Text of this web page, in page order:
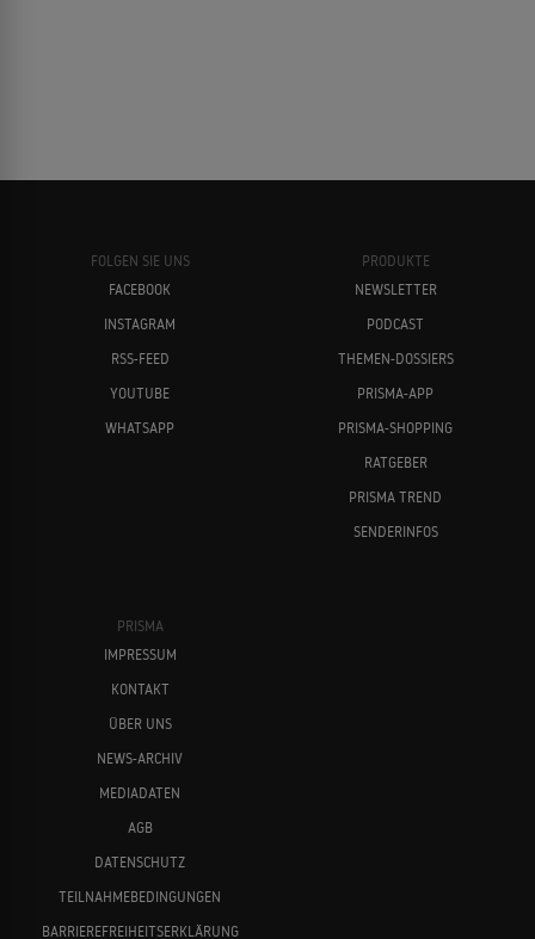
FOLGEN SIE UNS
FACEBOOK
INSTAGRAM
RSS-FEED
YOUTUBE
WHATSAPP
PRODUKTE
NEWSLETTER
PODCAST
THEMEN-DOSSIERS
PRISMA-APP
PRISMA-SHOPPING
RATGEBER
PRISMA TREND
SENDERINFOS
PRISMA
IMPRESSUM
KONTAKT
ÜBER UNS
NEWS-ARCHIV
MEDIADATEN
AGB
DATENSCHUTZ
TEILNAHMEBEDINGUNGEN
BARRIEREFREIHEITSERKLÄRUNG